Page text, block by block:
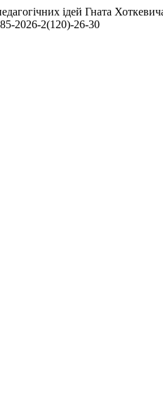
ідей Гната
2026-2(120)-26-30